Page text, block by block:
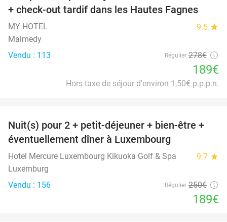
+ check-out tardif dans les Hautes Fagnes
MY HOTEL 9.5 star
Malmedy
Vendu : 113
Régulier 278€
189€
Hors taxe de séjour d'environ 1,50€ p.p.p.n.
24%
Nuit(s) pour 2 + petit-déjeuner + bien-être +
éventuellement dîner à Luxembourg
Hotel Mercure Luxembourg Kikuoka Golf & Spa 9.7 star
Luxemburg
Vendu : 156
Régulier 250€
189€